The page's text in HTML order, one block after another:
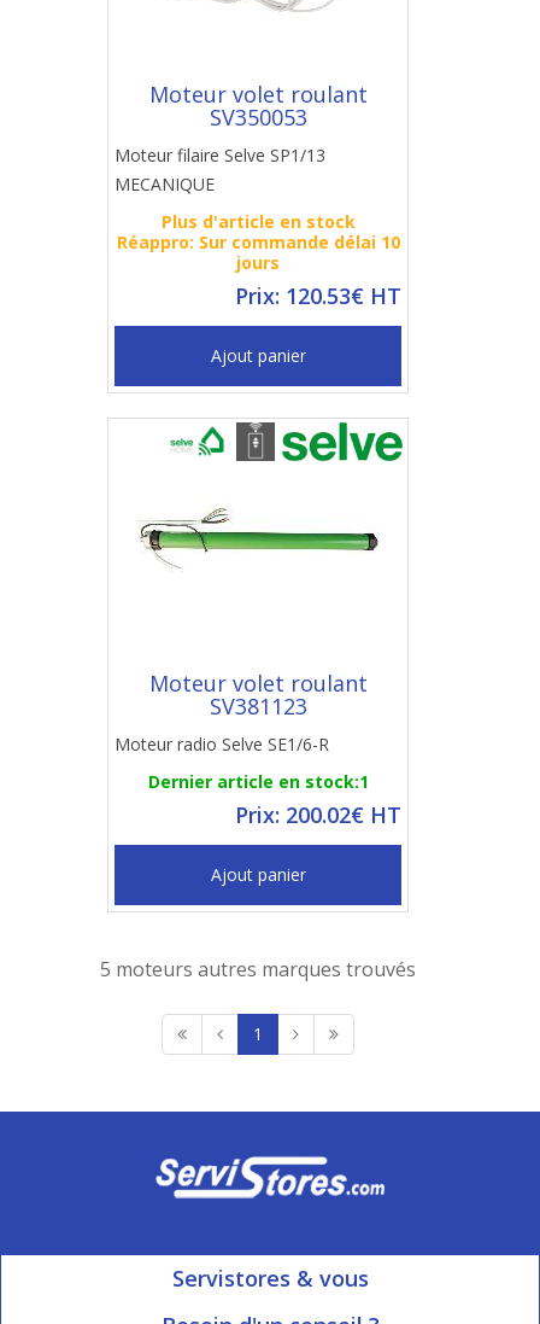
Moteur volet roulant
SV350053
Moteur filaire Selve SP1/13
MECANIQUE
Plus d'article en stock
Réappro: Sur commande délai 10
jours
Prix: 120.53€ HT
Ajout panier
Moteur volet roulant
SV381123
Moteur radio Selve SE1/6-R
Dernier article en stock:1
Prix: 200.02€ HT
Ajout panier
5 moteurs autres marques trouvés
1
Servistores & vous
Mon compte